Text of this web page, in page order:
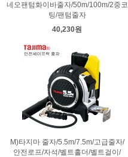
네오팬텀화이바줄자/50m/100m/2중코
팅/팬텀줄자
40,230원
M)타지마 줄자/5.5m/7.5m/고급줄자/
안전로프/자석/벨트홀더/벨트걸이/